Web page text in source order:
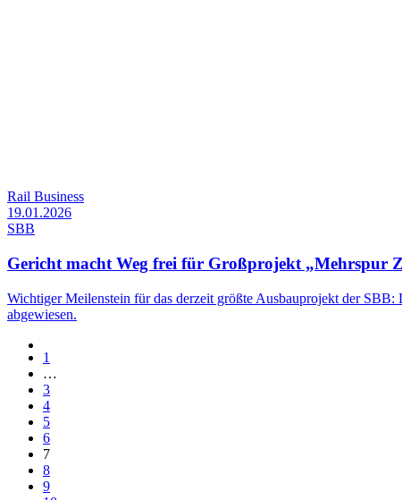
Rail Business
19.01.2026
SBB
Gericht macht Weg frei für Großprojekt „Mehrspur
Wichtiger Meilenstein für das derzeit größte Ausbauprojekt der
abgewiesen.
1
…
3
4
5
6
7
8
9